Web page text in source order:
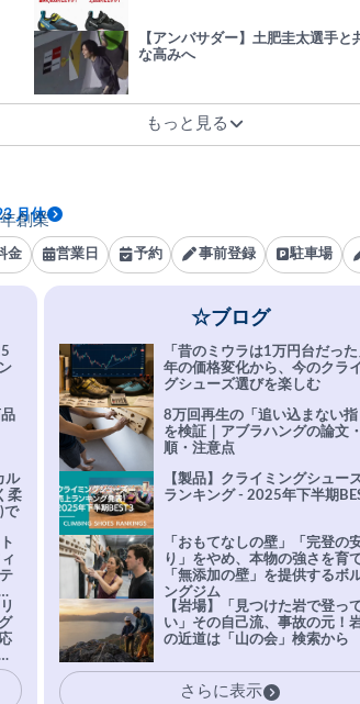
【アンバサダー】土肥圭太選手
な高みへ
もっと見る
創業
月休
金 営業日 予約 事前登録 駐車場
ル
柔
で
☆ブログ
「昔のミウラは1万円台だっ
年の価格変化から、今のクラ
グシューズ選びを楽しむ
8万回再生の「追い込まない指
を検証｜アブラハングの論文
順・注意点
【製品】クライミングシュー
ランキング - 2025年下半期
「おもてなしの壁」「完登の
り」をやめ、本物の強さを育
「無添加の壁」を提供するボ
ングジム
【岩場】「見つけた岩で登っ
い」その自己流、事故の元！
の近道は「山の会」検索から
さらに表示